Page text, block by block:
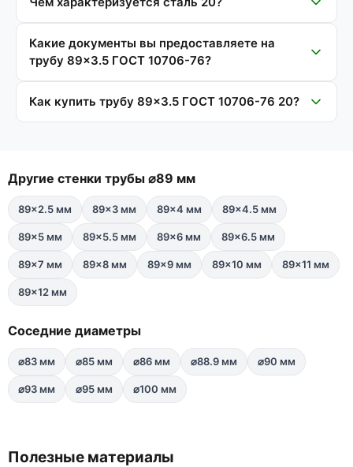
Какие документы вы предоставляете на
трубу 89×3.5 ГОСТ 10706-76?
Как купить трубу 89×3.5 ГОСТ 10706-76 20?
Другие стенки трубы ⌀89 мм
89×2.5 мм 89×3 мм 89×4 мм 89×4.5 мм
89×5 мм 89×5.5 мм 89×6 мм 89×6.5 мм
89×7 мм 89×8 мм 89×9 мм 89×10 мм 89×11 мм
89×12 мм
Соседние диаметры
⌀83 мм ⌀85 мм ⌀86 мм ⌀88.9 мм ⌀90 мм
⌀93 мм ⌀95 мм ⌀100 мм
Полезные материалы